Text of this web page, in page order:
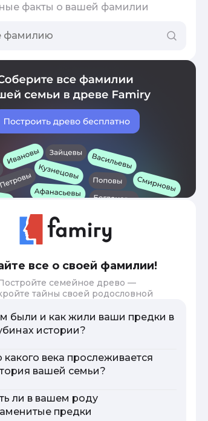
факты о вашей фамилии
все о своей фамилии!
семейное древо —
тайны своей родословной
были и как жили ваши предки в
истории?
какого века прослеживается
вашей семьи?
ли в вашем роду
предки